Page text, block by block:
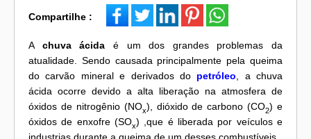
Compartilhe :
A chuva ácida é um dos grandes problemas da
atualidade. Sendo causada principalmente pela queima
do carvão mineral e derivados do petróleo, a chuva
ácida ocorre devido a alta liberação na atmosfera de
óxidos de nitrogênio (NOx), dióxido de carbono (CO2) e
óxidos de enxofre (SOx) ,que é liberada por veículos e